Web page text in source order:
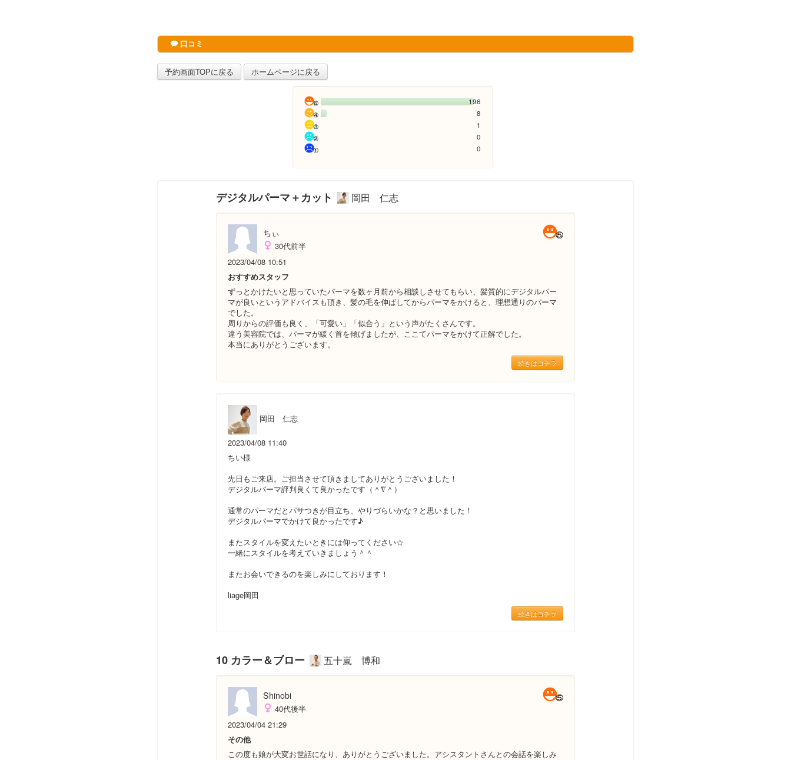
口コミ
予約画面TOPに戻る ホームページに戻る
196
8
1
0
0
デジタルパーマ＋カット 岡田 仁志
ちぃ
30代前半
2023/04/08 10:51
おすすめスタッフ
ずっとかけたいと思っていたパーマを数ヶ月前から相談しさせてもらい、髪質的にデジタルパー
マが良いというアドバイスも頂き、髪の毛を伸ばしてからパーマをかけると、理想通りのパーマ
でした。
周りからの評価も良く、「可愛い」「似合う」という声がたくさんです。
違う美容院では、パーマが緩く首を傾げましたが、ここてパーマをかけて正解でした。
本当にありがとうございます。
続きはコチラ
岡田 仁志
2023/04/08 11:40
ちい様
先日もご来店。ご担当させて頂きましてありがとうございました！
デジタルパーマ評判良くて良かったです（＾∇＾）
通常のパーマだとパサつきが目立ち、やりづらいかな？と思いました！
デジタルパーマでかけて良かったです♪
またスタイルを変えたいときには仰ってください☆
一緒にスタイルを考えていきましょう＾＾
またお会いできるのを楽しみにしております！
liage岡田
続きはコチラ
10 カラー＆ブロー 五十嵐 博和
Shinobi
40代後半
2023/04/04 21:29
その他
この度も娘が大変お世話になり、ありがとうございました。アシスタントさんとの会話を楽しみ